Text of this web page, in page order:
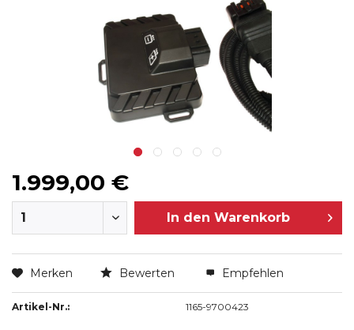
1.999,00 €
In den Warenkorb
Merken Bewerten Empfehlen
Artikel-Nr.: 1165-9700423